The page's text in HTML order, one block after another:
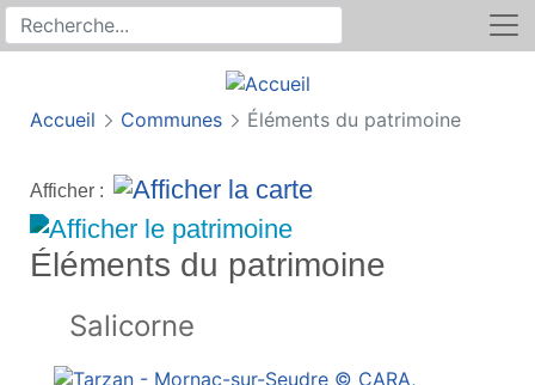
Recherche sur le site
Rechercher
Accueil Communes Éléments du patrimoine
Afficher :
Éléments du patrimoine
Salicorne